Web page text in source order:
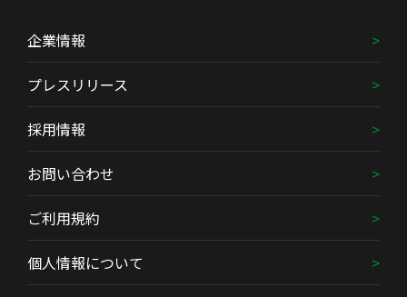
企業情報
プレスリリース
採用情報
お問い合わせ
ご利用規約
個人情報について